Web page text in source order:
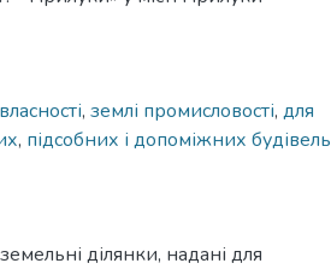
, землі промисловості, для
, підсобних і допоміжних будівель
ділянки, надані для